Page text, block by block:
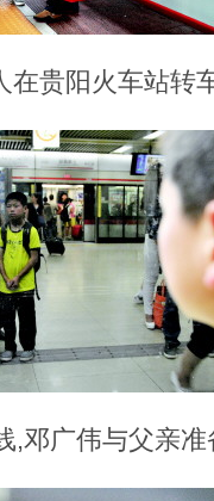
在贵阳火车站转
,邓广伟与父亲